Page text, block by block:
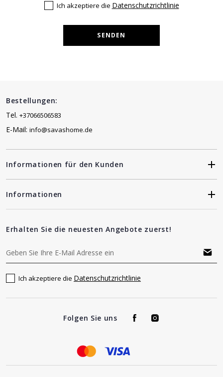
Ich akzeptiere die Datenschutzrichtlinie
SENDEN
Bestellungen:
Tel. +37066506583
E-Mail: info@savashome.de
Informationen für den Kunden
Informationen
Erhalten Sie die neuesten Angebote zuerst!
Ich akzeptiere die Datenschutzrichtlinie
Folgen Sie uns